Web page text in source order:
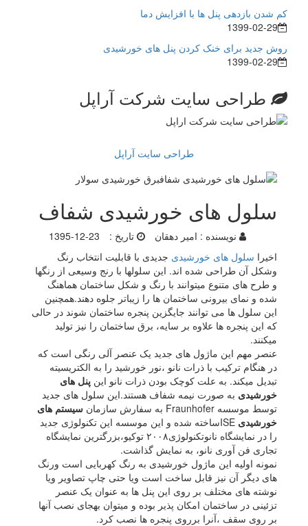
کم شدن بازدهی پنل ها با افزایش دما
1399-02-29
روش جدید برای خنک کردن پنل های خورشیدی
1399-02-29
طراحی سایت شرکت آراپل
طراحی سایت آراپل
سلول های خورشیدی شفاف
نویسنده : امیر دهقان تاریخ :
1395-12-23
اخیرا سلول های خورشیدی جدیدی با قابلیت انتخاب رنگ
وشکل آن طراحی شده اند. این سلولها با رنج وسیعی از رنگها
و طرح های متنوع میتوانند با رنگ و شکل ساختمان هماهنگ
شده و نمای بیرونی ساختمان ها را زیباتر جلوه دهند.همچنین
این سلول ها می توانند جایگزین پنجره ساختمان شوند در حالی
که این پنجره ها علاوه بر سایه، برق ساختمان را نیز تولید
میکنند.
عنصر مهم این ماژول های جدید یک عنصر آلی رنگی است که
در هنگام ترکیب با ذرات نانو ،نور خورشید را به الکتریسیته
تبدیل میکند. به علت کوچک بودن ذرات نانو این پنل های
خورشیدی به صورت نیمه شفاف هستند.این سلول های جدید
توسط موسسه Fraunhofer به سفارش سازمان
سیستم های
خورشیدی
ISEساخته شده و این موسسه این تکنولوژی جدید
را در نمایشگاه نانوتکنولوژی۲۰۰۸ توکیو،بزرگترین نمایشگاه
تجاری فن آوری نانو، به نمایش گذاشت.
نمونه اولیه این ماژول خورشیدی به رنگ کهربایی است ورنگ
های دیگر آن نیز قابل ساخت است ویا حتی چاپ تصاویر ویا
نوشته های مختلف بر روی این پنل ها به عنوان یک عنصر
تزئینی در ساختمان امکان پذیر بوده و میتوان بهجای نصب آنها
بر روی سقف ،آنرا برروی پنجره ها نصب کرد.